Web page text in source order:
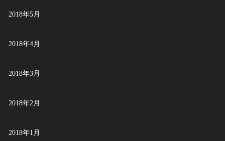
2018年5月
2018年4月
2018年3月
2018年2月
2018年1月